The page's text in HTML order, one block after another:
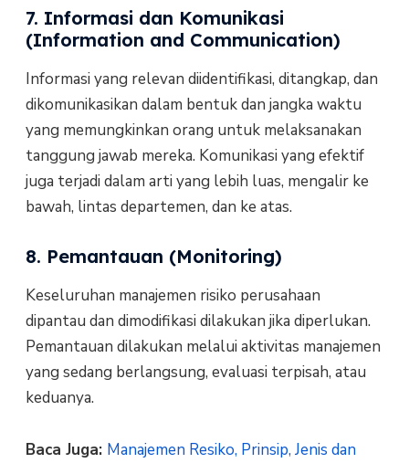
7. Informasi dan Komunikasi
(Information and Communication)
Informasi yang relevan diidentifikasi, ditangkap, dan
dikomunikasikan dalam bentuk dan jangka waktu
yang memungkinkan orang untuk melaksanakan
tanggung jawab mereka. Komunikasi yang efektif
juga terjadi dalam arti yang lebih luas, mengalir ke
bawah, lintas departemen, dan ke atas.
8. Pemantauan (Monitoring)
Keseluruhan manajemen risiko perusahaan
dipantau dan dimodifikasi dilakukan jika diperlukan.
Pemantauan dilakukan melalui aktivitas manajemen
yang sedang berlangsung, evaluasi terpisah, atau
keduanya.
Baca Juga: Manajemen Resiko, Prinsip, Jenis dan